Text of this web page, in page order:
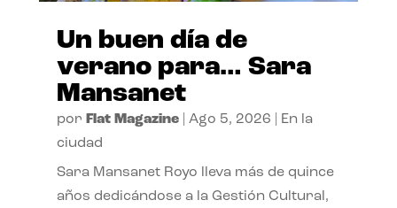
Un buen día de
verano para… Sara
Mansanet
por Flat Magazine| Ago 5, 2026
En la
ciudad
Sara Mansanet Royo lleva más de quince
años dedicándose a la Gestión Cultural,